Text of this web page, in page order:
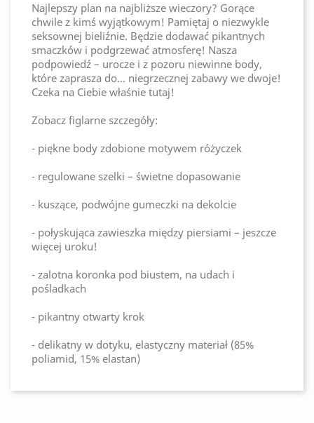
Najlepszy plan na najbliższe wieczory? Gorące
chwile z kimś wyjątkowym! Pamiętaj o niezwykle
seksownej bieliźnie. Będzie dodawać pikantnych
smaczków i podgrzewać atmosferę! Nasza
podpowiedź – urocze i z pozoru niewinne body,
które zaprasza do… niegrzecznej zabawy we dwoje!
Czeka na Ciebie właśnie tutaj!
Zobacz figlarne szczegóły:
- piękne body zdobione motywem różyczek
- regulowane szelki – świetne dopasowanie
- kuszące, podwójne gumeczki na dekolcie
- połyskująca zawieszka między piersiami – jeszcze
więcej uroku!
- zalotna koronka pod biustem, na udach i
pośladkach
- pikantny otwarty krok
- delikatny w dotyku, elastyczny materiał (85%
poliamid, 15% elastan)